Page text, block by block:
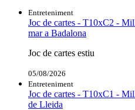
Entreteniment
Joc de cartes - T10xC2 -
mar a Badalona
Joc de cartes estiu
05/08/2026
Entreteniment
Joc de cartes - T10xC1 -
de Lleida